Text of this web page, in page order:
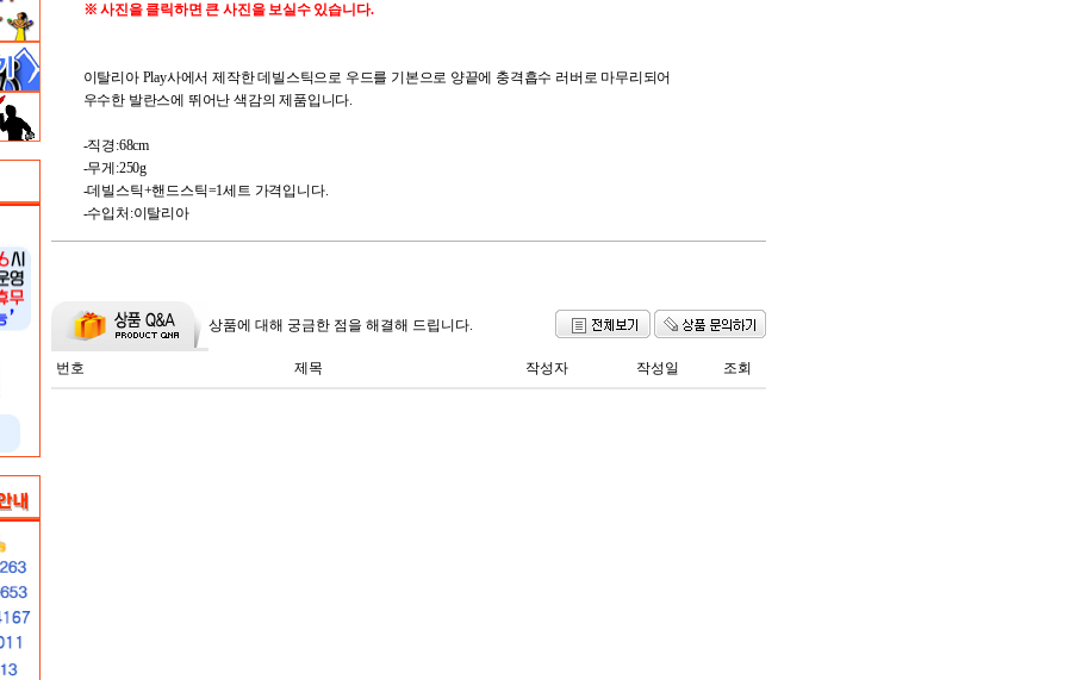
※ 사진을 클릭하면 큰 사진을 보실수 있습니다.
이탈리아 Play사에서 제작한 데빌스틱으로 우드를 기본으로 양끝에 충격흡수 러버로 마무리되어
우수한 발란스에 뛰어난 색감의 제품입니다.
-직경:68cm
-무게:250g
-데빌스틱+핸드스틱=1세트 가격입니다.
-수입처:이탈리아
상품에 대해 궁금한 점을 해결해 드립니다.
번호 제목 작성자 작성일 조회